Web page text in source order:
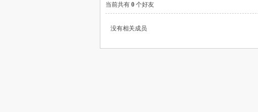
当前共有 0 个好友
没有相关成员